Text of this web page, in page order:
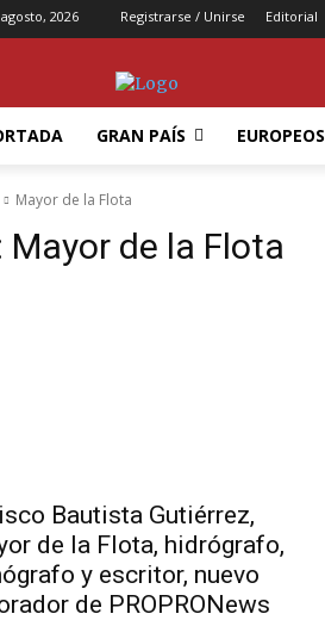
2026 Registrarse / Unirse Editorial
GRAN PAÍS EUROPEOS
Mayor de la Flota
Mayor de la Flota
Bautista Gutiérrez,
de la Flota, hidrógrafo,
y escritor, nuevo
de PROPRONews